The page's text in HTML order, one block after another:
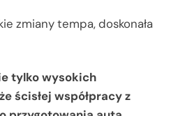
zmiany tempa, doskonała
tylko wysokich
ścisłej współpracy z